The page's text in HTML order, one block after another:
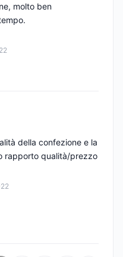
molto ben
della confezione e la
rapporto qualità/prezzo